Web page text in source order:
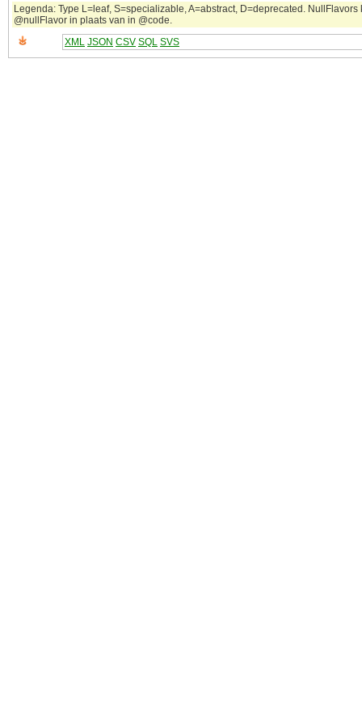
Legenda: Type L=leaf, S=specializable, A=abstract, D=deprecated. NullFlavors
@nullFlavor in plaats van in @code.
XML JSON CSV SQL SVS